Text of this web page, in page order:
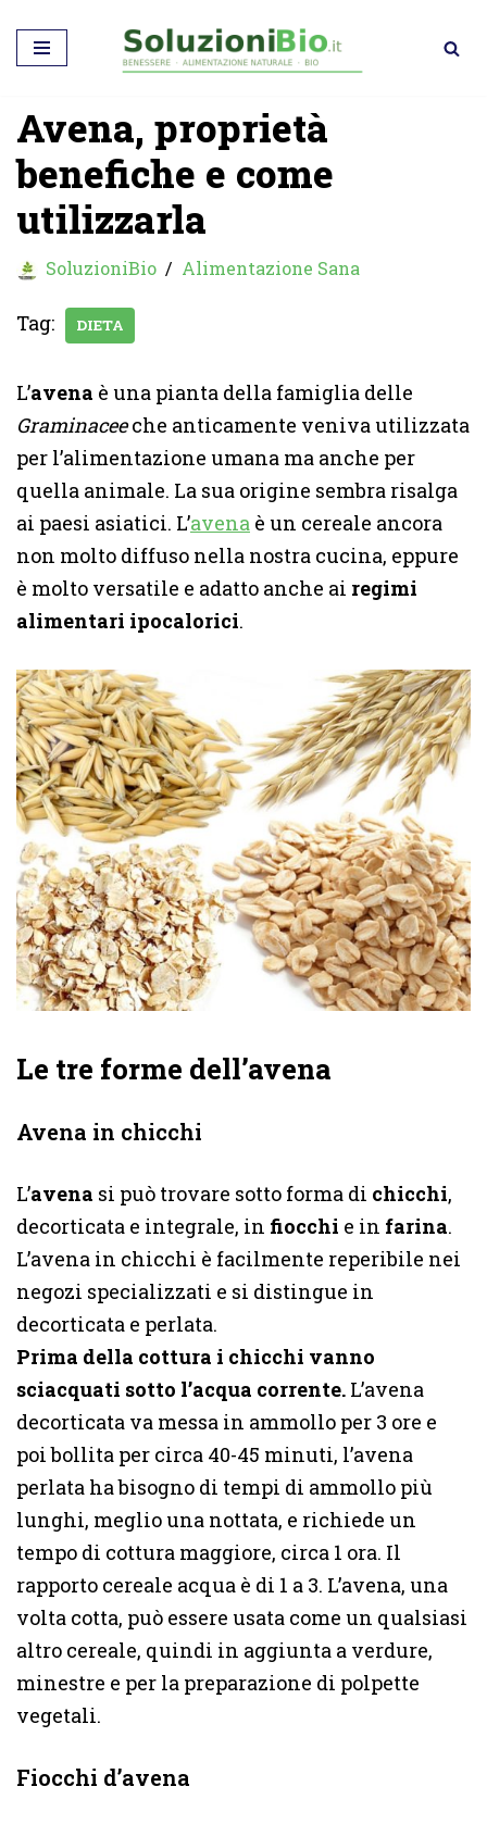
Vai
contenuto
Avena, proprietà
benefiche e come
utilizzarla
SoluzioniBio Alimentazione Sana
Tag: DIETA
L’avena è una pianta della famiglia delle
Graminaceeche anticamente veniva utilizzata
per l’alimentazione umana ma anche per
quella animale. La sua origine sembra risalga
ai paesi asiatici. L’avena è un cereale ancora
non molto diffuso nella nostra cucina, eppure
è molto versatile e adatto anche ai regimi
alimentari ipocalorici.
Le tre forme dell’avena
Avena in chicchi
L’avena si può trovare sotto forma di chicchi,
decorticata e integrale, in fiocchi e in farina.
L’avena in chicchi è facilmente reperibile nei
negozi specializzati e si distingue in
decorticata e perlata.
Prima della cottura i chicchi vanno
sciacquati sotto l’acqua corrente. L’avena
decorticata va messa in ammollo per 3 ore e
poi bollita per circa 40-45 minuti, l’avena
perlata ha bisogno di tempi di ammollo più
lunghi, meglio una nottata, e richiede un
tempo di cottura maggiore, circa 1 ora. Il
rapporto cereale acqua è di 1 a 3. L’avena, una
volta cotta, può essere usata come un qualsiasi
altro cereale, quindi in aggiunta a verdure,
minestre e per la preparazione di polpette
vegetali.
Fiocchi d’avena